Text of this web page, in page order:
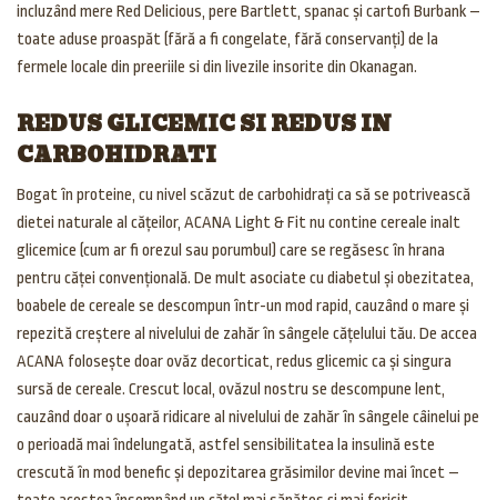
incluzând mere Red Delicious, pere Bartlett, spanac și cartofi Burbank –
toate aduse proaspăt (fără a fi congelate, fără conservanți) de la
fermele locale din preeriile si din livezile insorite din Okanagan.
REDUS GLICEMIC SI REDUS IN
CARBOHIDRATI
Bogat în proteine, cu nivel scăzut de carbohidrați ca să se potrivească
dietei naturale al cățeilor, ACANA Light & Fit nu contine cereale inalt
glicemice (cum ar fi orezul sau porumbul) care se regăsesc în hrana
pentru căței convențională. De mult asociate cu diabetul și obezitatea,
boabele de cereale se descompun într-un mod rapid, cauzând o mare și
repezită creștere al nivelului de zahăr în sângele cățelului tău. De accea
ACANA folosește doar ovăz decorticat, redus glicemic ca și singura
sursă de cereale. Crescut local, ovăzul nostru se descompune lent,
cauzând doar o ușoară ridicare al nivelului de zahăr în sângele câinelui pe
o perioadă mai îndelungată, astfel sensibilitatea la insulină este
crescută în mod benefic și depozitarea grăsimilor devine mai încet –